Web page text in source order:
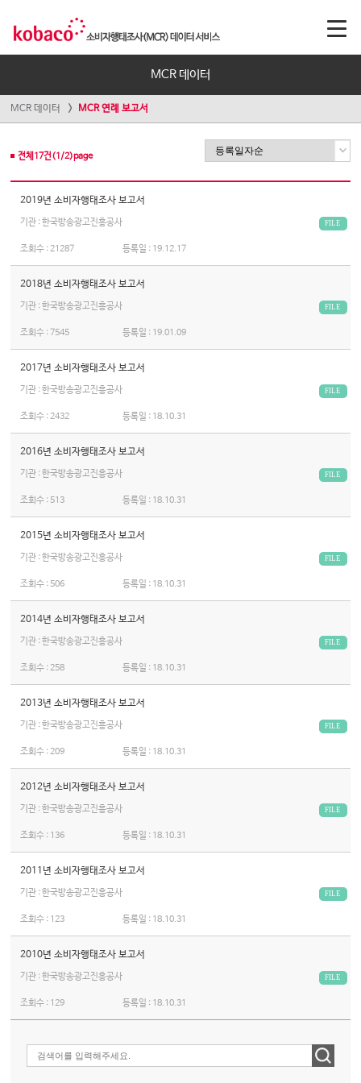
MCR 데이터
MCR 데이터 MCR 연례 보고서
전체 17건(1 /2)page
2019년 소비자행태조사 보고서
기관 : 한국방송광고진흥공사 FILE
조회수 :21287 등록일 : 19.12.17
2018년 소비자행태조사 보고서
기관 : 한국방송광고진흥공사 FILE
조회수 :7545 등록일 : 19.01.09
2017년 소비자행태조사 보고서
기관 : 한국방송광고진흥공사 FILE
조회수 :2432 등록일 : 18.10.31
2016년 소비자행태조사 보고서
기관 : 한국방송광고진흥공사 FILE
조회수 : 513 등록일 : 18.10.31
2015년 소비자행태조사 보고서
기관 : 한국방송광고진흥공사 FILE
조회수 : 506 등록일 : 18.10.31
2014년 소비자행태조사 보고서
기관 : 한국방송광고진흥공사 FILE
조회수 :258 등록일 : 18.10.31
2013년 소비자행태조사 보고서
기관 : 한국방송광고진흥공사 FILE
조회수 :209 등록일 : 18.10.31
2012년 소비자행태조사 보고서
기관 : 한국방송광고진흥공사 FILE
조회수 : 136 등록일 : 18.10.31
2011년 소비자행태조사 보고서
기관 : 한국방송광고진흥공사 FILE
조회수 : 123 등록일 : 18.10.31
2010년 소비자행태조사 보고서
기관 : 한국방송광고진흥공사 FILE
조회수 : 129 등록일 : 18.10.31